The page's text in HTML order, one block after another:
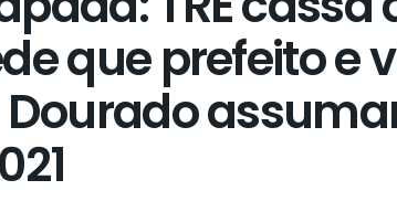
que prefeito e